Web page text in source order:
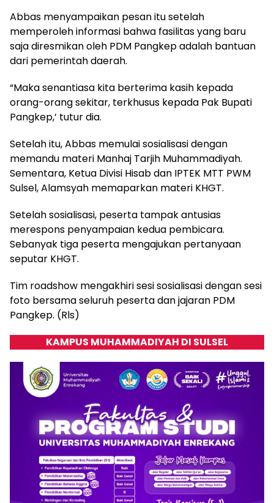
Abbas menyampaikan pesan itu setelah
memperoleh informasi bahwa fasilitas yang baru
saja diresmikan oleh PDM Pangkep adalah bantuan
dari pemerintah daerah.
“Maka senantiasa kita berterima kasih kepada
orang-orang sekitar, terkhusus kepada Pak Bupati
Pangkep,’ tutur dia.
Setelah itu, Abbas memulai sosialisasi dengan
memandu materi Manhaj Tarjih Muhammadiyah.
Sementara, Ketua Divisi Hisab dan IPTEK MTT PWM
Sulsel, Alamsyah memaparkan materi KHGT.
Setelah sosialisasi, peserta tampak antusias
merespons penyampaian kedua pembicara.
Sebanyak tiga peserta mengajukan pertanyaan
seputar KHGT.
Tim roadshow mengakhiri sesi sosialisasi dengan sesi
foto bersama seluruh peserta dan jajaran PDM
Pangkep. (Rls)
KAMPUS MUHAMMADIYAH DI SULSEL